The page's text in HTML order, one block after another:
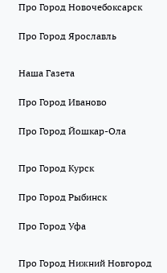
Про Город Новочебоксарск
Про Город Ярославль
Наша Газета
Про Город Иваново
Про Город Йошкар-Ола
Про Город Курск
Про Город Рыбинск
Про Город Уфа
Про Город Нижний Новгород